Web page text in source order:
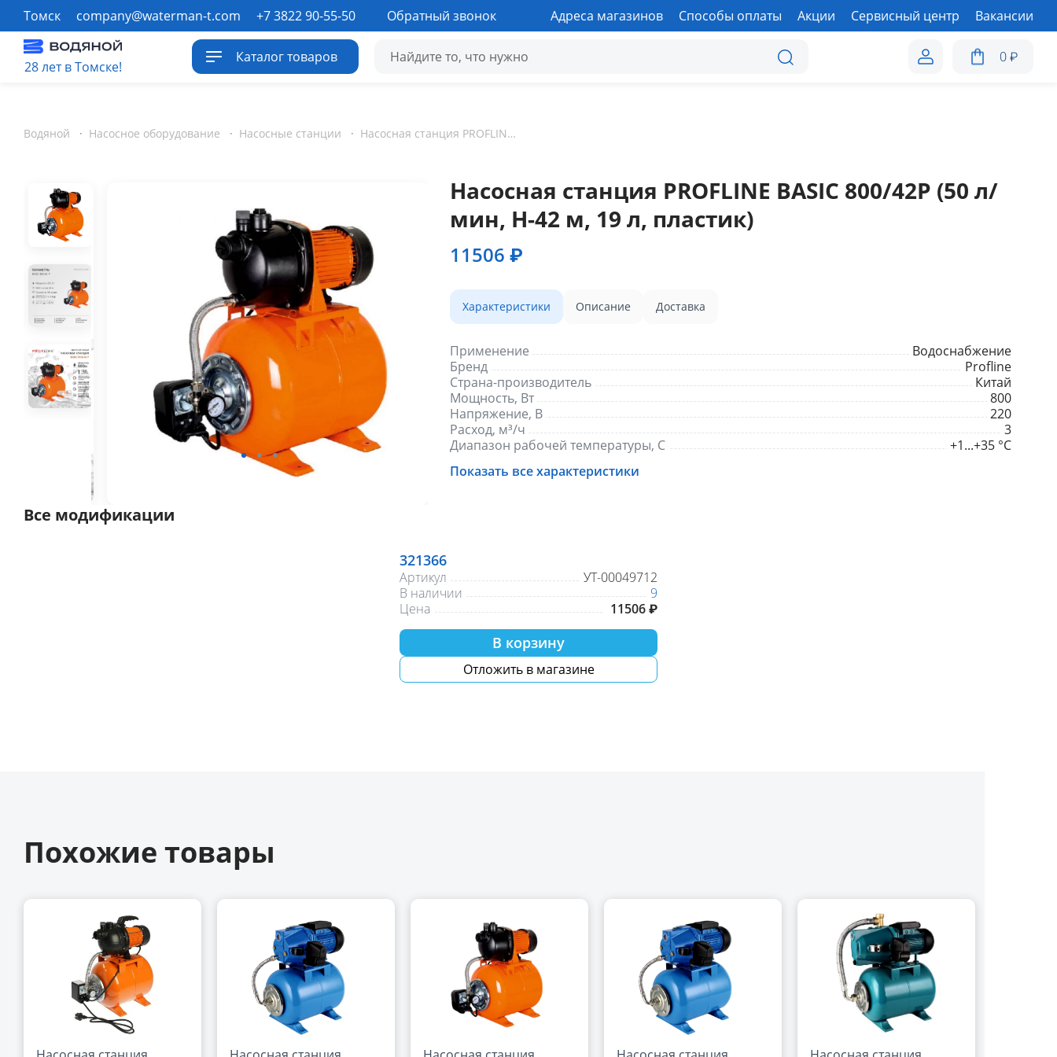
Томск company@waterman-t.com +7 3822 90-55-50 Обратный звонок Адреса магазинов Способы оплаты Акции Сервисный центр Вакансии
28 лет в Томске!
Каталог товаров 0₽
Водяной · Насосное оборудование · Насосные станции · Насосная станция PROFLINE BASIC 800/42P (50 л/мин, Н-42 м, 19 л, пластик)
Насосная станция PROFLINE BASIC 800/42P (50 л/
мин, Н-42 м, 19 л, пластик)
11506 ₽
Характеристики Описание Доставка
Применение
Водоснабжение
Бренд
Profline
Страна-производитель
Китай
Мощность, Вт
800
Напряжение, В
220
Расход, м³/ч
3
Диапазон рабочей температуры, С
+1...+35 °С
Объем расширительного бака, л
Показать все характеристики
Все модификации
321366
Артикул
УТ-00049712
В наличии
9
Цена
11506 ₽
В корзину
Отложить в магазине
Похожие товары